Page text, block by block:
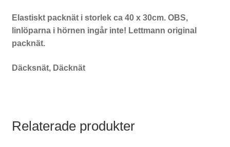
Elastiskt packnät i storlek ca 40 x 30cm. OBS,
linlöparna i hörnen ingår inte! Lettmann original
packnät.
Däcksnät, Däcknät
Relaterade produkter